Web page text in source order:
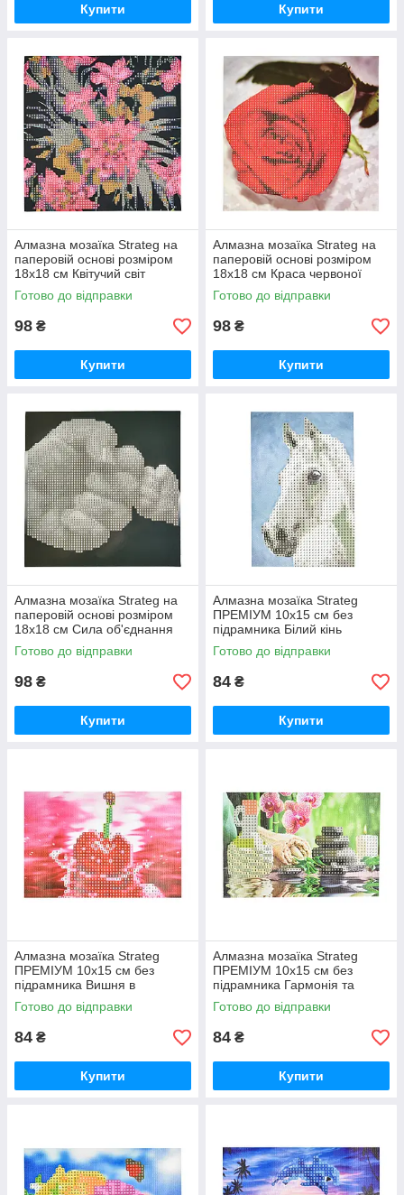
Купити Купити
Алмазна мозаїка Strateg на
паперовій основі розміром
18х18 см Квітучий світ
екзотичної краси (JUB14393)
Готово до відправки
98 ₴
Купити
Алмазна мозаїка Strateg на
паперовій основі розміром
18х18 см Краса червоної
троянди (JUB20601)
Готово до відправки
98 ₴
Купити
Алмазна мозаїка Strateg на
паперовій основі розміром
18х18 см Сила об'єднання
(JUB14404)
Готово до відправки
98 ₴
Купити
Алмазна мозаїка Strateg
ПРЕМІУМ 10х15 см без
підрамника Білий кінь
(YAB14431)
Готово до відправки
84 ₴
Купити
Алмазна мозаїка Strateg
ПРЕМІУМ 10х15 см без
підрамника Вишня в
водяному відображенні
(YAB20791)
Готово до відправки
84 ₴
Купити
Алмазна мозаїка Strateg
ПРЕМІУМ 10х15 см без
підрамника Гармонія та
спокій (YAB28548)
Готово до відправки
84 ₴
Купити